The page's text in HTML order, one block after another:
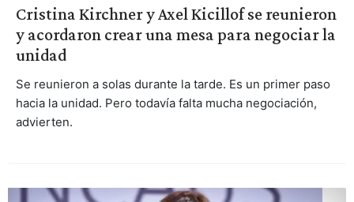
Cristina Kirchner y Axel Kicillof se reunieron
y acordaron crear una mesa para negociar la
unidad
Se reunieron a solas durante la tarde. Es un primer paso
hacia la unidad. Pero todavía falta mucha negociación,
advierten.